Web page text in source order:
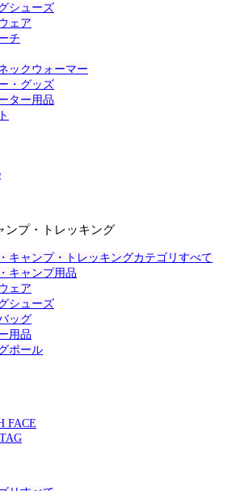
シューズ
ェア
チ
ックウォーマー
・グッズ
ター用品
ンプ・トレッキング
キャンプ・トレッキングカテゴリすべて
キャンプ用品
ェア
シューズ
ッグ
用品
ポール
FACE